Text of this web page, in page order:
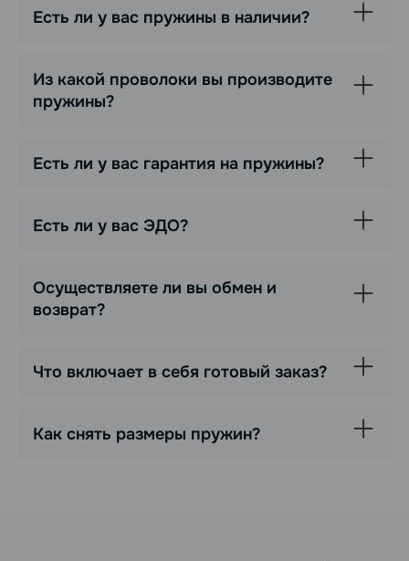
Есть ли у вас пружины в наличии?
Из какой проволоки вы производите
пружины?
Есть ли у вас гарантия на пружины?
Есть ли у вас ЭДО?
Осуществляете ли вы обмен и
возврат?
Что включает в себя готовый заказ?
Как снять размеры пружин?